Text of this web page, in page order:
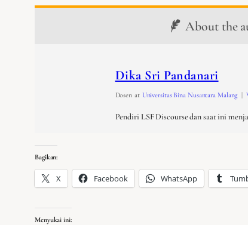
About the
Dika Sri Pandanari
Dosen at Universitas Bina Nusantara Malang
Pendiri LSF Discourse dan saat ini
Bagikan:
X Facebook WhatsApp
Menyukai ini: